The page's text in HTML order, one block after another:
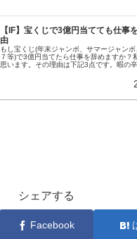
【IF】宝くじで3億円当てても仕事
由
もし宝くじ(年末ジャンボ、サマージャン
７等)で3億円当てたら仕事を辞めますか？
思います。その理由は下記3点です。暇の辛
シェアする
Facebook